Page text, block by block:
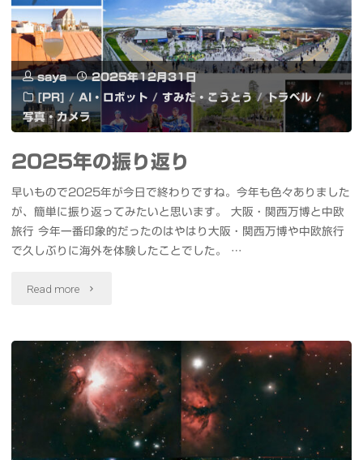
た
#
生
成
ン
ス
モ
デ
ル
v2
を
購
入"
年
も
よ
ろ
く
願
す"
saya
2025年12月31日
[PR] / AI・ロボット / すみだ・こうとう / トラベル /
写真・カメラ
2025年の振り返り
早いもので2025年が今日で終わりですね。今年も色々ありました
が、簡単に振り返ってみたいと思います。 大阪・関西万博と中欧
旅行 今年一番印象的だったのはやはり大阪・関西万博や中欧旅行
で久しぶりに海外を体験したことでした。 …
Read more "2025
の
振
り
返